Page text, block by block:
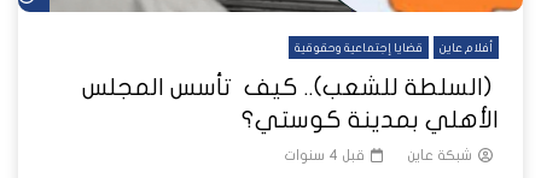
أفلام عاين قضايا إجتماعية وحقوقية
(السلطة للشعب).. كيف تأسس المجلس
الأهلي بمدينة كوستي؟
شبكة عاين قبل 4 سنوات